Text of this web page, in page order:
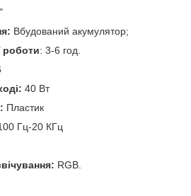
Вбудований акумулятор;
роботи: 3-6 год.
40 Вт
Пластик
Гц-20 КГц
RGB.